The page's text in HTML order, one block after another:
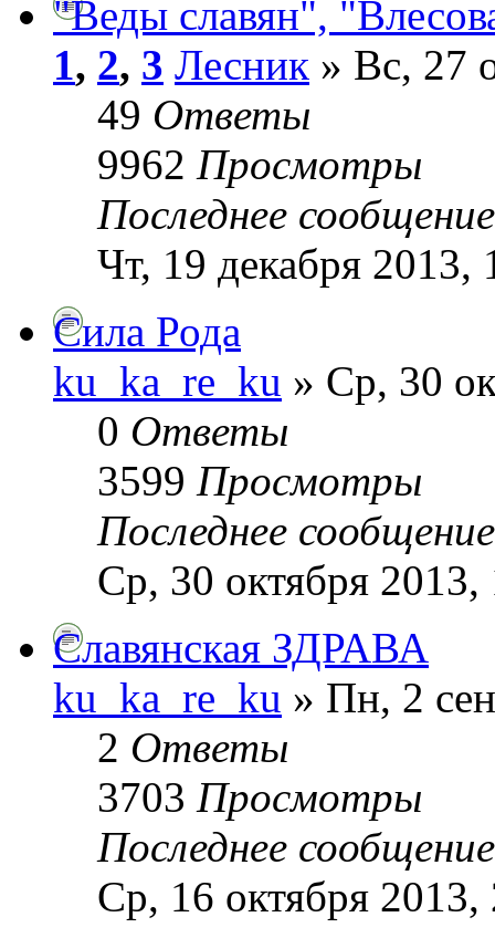
"Веды славян",
1, 2, 3 Лесник » Вс, 27
49 Ответы
9962 Просмотры
Последнее
Чт, 19 декабря 2013,
Сила Рода
ku_ka_re_ku » Ср, 30
0 Ответы
3599 Просмотры
Последнее
Ср, 30 октября 2013,
Славянская ЗДРАВА
ku_ka_re_ku » Пн, 2
2 Ответы
3703 Просмотры
Последнее
Ср, 16 октября 2013,